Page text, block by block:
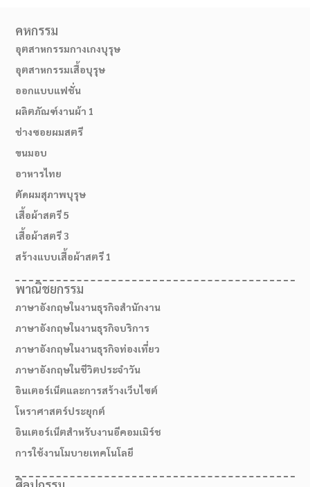
02-514-1840
คหกรรม
อุตสาหกรรมกางเกงบุรุษ
อุตสาหกรรมเสื้อบุรุษ
ออกแบบแฟชั่น
ผลิตภัณฑ์งานผ้า 1
ช่างซอยผมสตรี
ขนมอบ
อาหารไทย
ตัดผมสุภาพบุรุษ
เสื้อผ้าสตรี 5
เสื้อผ้าสตรี 3
สร้างแบบเสื้อผ้าสตรี 1
พาณิชยกรรม
ภาษาอังกฤษในงานธุรกิจสำนักงาน
ภาษาอังกฤษในงานธุรกิจบริการ
ภาษาอังกฤษในงานธุรกิจท่องเที่ยว
ภาษาอังกฤษในชีวิตประจำวัน
อินเตอร์เน็ตและการสร้างเว็บไซต์
โหราศาสตร์ประยุกต์
อินเตอร์เน็ตสำหรับงานอีคอมเมิร์ช
การใช้งานโมบายเทคโนโลยี